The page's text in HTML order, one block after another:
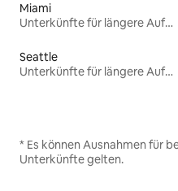
Miami
Unterkünfte für längere Aufenthalte
Seattle
Unterkünfte für längere Aufenthalte
* Es können Ausnahmen für
Unterkünfte gelten.